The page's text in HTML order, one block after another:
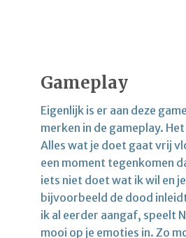
Gameplay
Eigenlijk is er aan deze
merken in de gameplay.
Alles wat je doet gaat vrij
een moment tegenkomen
iets niet doet wat ik wil en
bijvoorbeeld de dood
ik al eerder aangaf, speelt
mooi op je emoties in. Zo